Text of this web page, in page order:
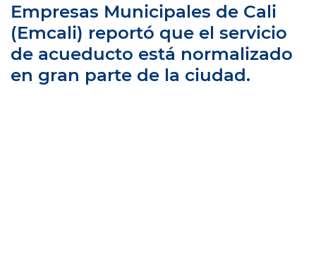
Empresas Municipales de Cali
(Emcali) reportó que el servicio
de acueducto está normalizado
en gran parte de la ciudad.